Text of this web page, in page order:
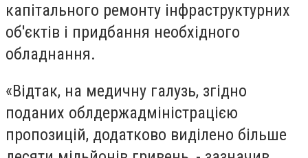
капітального ремонту інфраструктурних
об'єктів і придбання необхідного
обладнання.
«Відтак, на медичну галузь, згідно
поданих облдержадміністрацією
пропозицій, додатково виділено більше